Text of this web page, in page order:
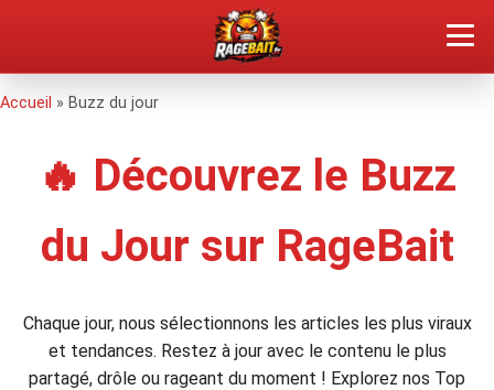
QUEL TYPE DE RAGEUX ES-TU ?
SOUMETTRE SA RAGE
Accueil » Buzz du jour
🔥 Découvrez le Buzz
du Jour sur RageBait
Chaque jour, nous sélectionnons les articles les plus viraux
et tendances. Restez à jour avec le contenu le plus
partagé, drôle ou rageant du moment ! Explorez nos Top